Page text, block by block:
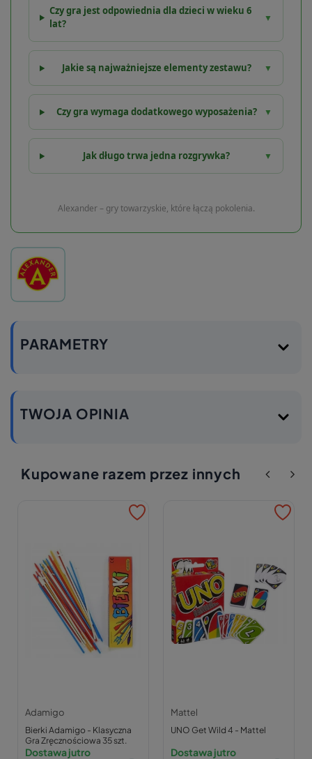
Czy gra jest odpowiednia dla dzieci w wieku 6
lat?
▼
Jakie są najważniejsze elementy zestawu? ▼
Czy gra wymaga dodatkowego wyposażenia? ▼
Jak długo trwa jedna rozgrywka? ▼
Alexander – gry towarzyskie, które łączą pokolenia.
PARAMETRY
TWOJA OPINIA
Kupowane razem przez innych
Adamigo
Bierki Adamigo - Klasyczna
Gra Zręcznościowa 35 szt.
Dostawa jutro
Mattel
UNO Get Wild 4 - Mattel
Dostawa jutro